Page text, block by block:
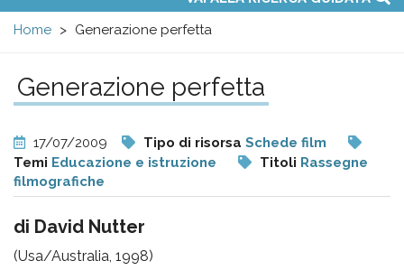
nazionale
di
Documentazione
e
analisi
menu
Temi
Attività
Convenzione ONU
Home
Generazione perfetta
Generazione perfetta
17/07/2009 Tipo di risorsa Schede film
Temi Educazione e istruzione Titoli Rassegne
filmografiche
di David Nutter
(Usa/Australia, 1998)